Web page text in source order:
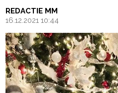
REDACTIE MM
16.12.2021 10:44